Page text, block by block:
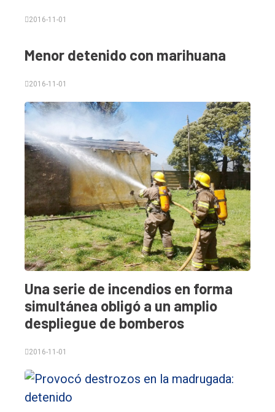
Cultura
Entrevistas
Rural
Fúnebres
Edición
Empresa
Nosotros
Contacto
2016-11-01
Menor detenido con marihuana
2016-11-01
Una serie de incendios en forma
simultánea obligó a un amplio
despliegue de bomberos
2016-11-01